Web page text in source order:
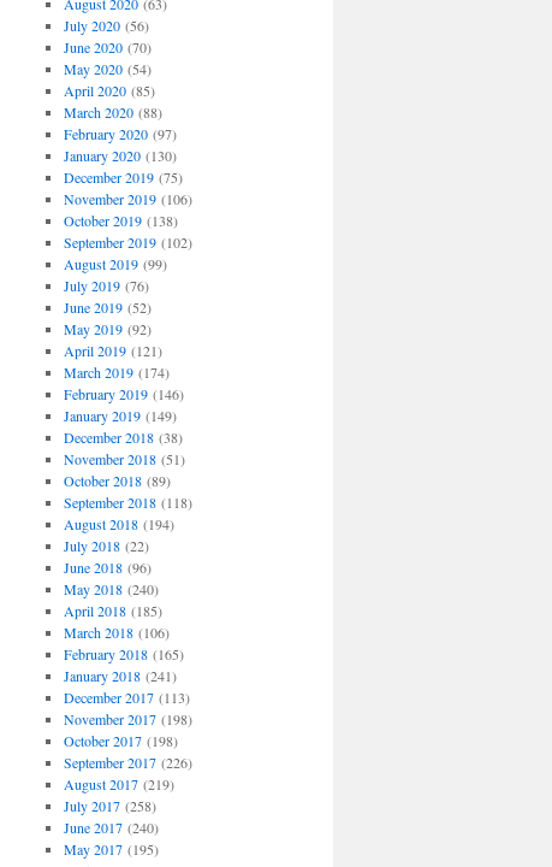
July 2020(56)
June 2020(70)
May 2020(54)
April 2020(85)
March 2020(88)
February 2020(97)
January 2020(130)
December 2019(75)
November 2019(106)
October 2019(138)
September 2019(102)
August 2019(99)
July 2019(76)
June 2019(52)
May 2019(92)
April 2019(121)
March 2019(174)
February 2019(146)
January 2019(149)
December 2018(38)
November 2018(51)
October 2018(89)
September 2018(118)
August 2018(194)
July 2018(22)
June 2018(96)
May 2018(240)
April 2018(185)
March 2018(106)
February 2018(165)
January 2018(241)
December 2017(113)
November 2017(198)
October 2017(198)
September 2017(226)
August 2017(219)
July 2017(258)
June 2017(240)
May 2017(195)